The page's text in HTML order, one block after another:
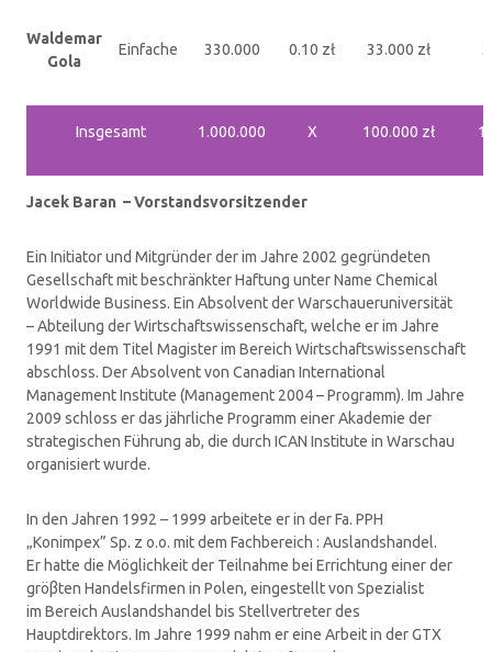
Waldemar
Gola
Einfache 330.000 0.10 zł 33.000 zł
Insgesamt 1.000.000 X 100.000 zł
Jacek Baran – Vorstandsvorsitzender
Ein Initiator und Mitgründer der im Jahre 2002 gegründeten
Gesellschaft mit beschränkter Haftung unter Name Chemical
Worldwide Business. Ein Absolvent der Warschaueruniversität
– Abteilung der Wirtschaftswissenschaft, welche er im Jahre
1991 mit dem Titel Magister im Bereich Wirtschaftswissenschaft
abschloss. Der Absolvent von Canadian International
Management Institute (Management 2004 – Programm). Im Jahre
2009 schloss er das jährliche Programm einer Akademie der
strategischen Führung ab, die durch ICAN Institute in Warschau
organisiert wurde.
In den Jahren 1992 – 1999 arbeitete er in der Fa. PPH
„Konimpex” Sp. z o.o. mit dem Fachbereich : Auslandshandel.
Er hatte die Möglichkeit der Teilnahme bei Errichtung einer der
gröβten Handelsfirmen in Polen, eingestellt von Spezialist
im Bereich Auslandshandel bis Stellvertreter des
Hauptdirektors. Im Jahre 1999 nahm er eine Arbeit in der GTX